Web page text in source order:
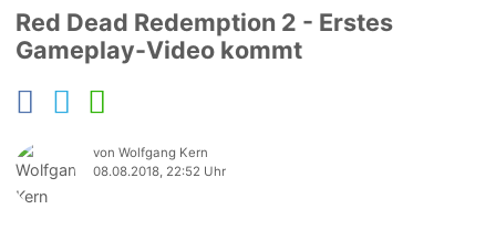
Red Dead Redemption 2 - Erstes
Gameplay-Video kommt
von Wolfgang Kern
08.08.2018, 22:52 Uhr